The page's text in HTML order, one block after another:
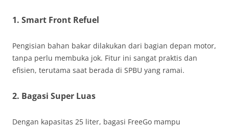
1. Smart Front Refuel
Pengisian bahan bakar dilakukan dari bagian depan motor,
tanpa perlu membuka jok. Fitur ini sangat praktis dan
efisien, terutama saat berada di SPBU yang ramai.
2. Bagasi Super Luas
Dengan kapasitas 25 liter, bagasi FreeGo mampu